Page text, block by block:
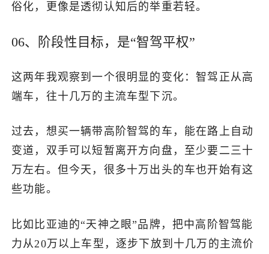
俗化，更像是透彻认知后的举重若轻。
06、阶段性目标，是“智驾平权”
这两年我观察到一个很明显的变化：智驾正从高
端车，往十几万的主流车型下沉。
过去，想买一辆带高阶智驾的车，能在路上自动
变道，双手可以短暂离开方向盘，至少要二三十
万左右。但今天，很多十万出头的车也开始有这
些功能。
比如比亚迪的“天神之眼”品牌，把中高阶智驾能
力从20万以上车型，逐步下放到十几万的主流价